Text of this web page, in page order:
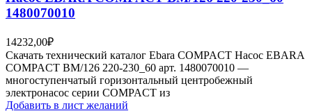
1480070010
14232,00₽
Скачать технический каталог Ebara COMPACT Насос EBARA
COMPACT BM/126 220-230_60 арт. 1480070010 —
многоступенчатый горизонтальный центробежный
электронасос серии COMPACT из
Добавить в лист желаний